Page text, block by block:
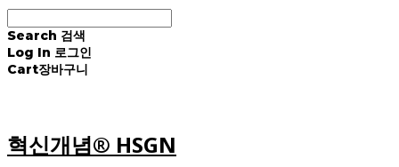
Search 검색
Log In 로그인
Cart장바구니
혁신개념® HSGN